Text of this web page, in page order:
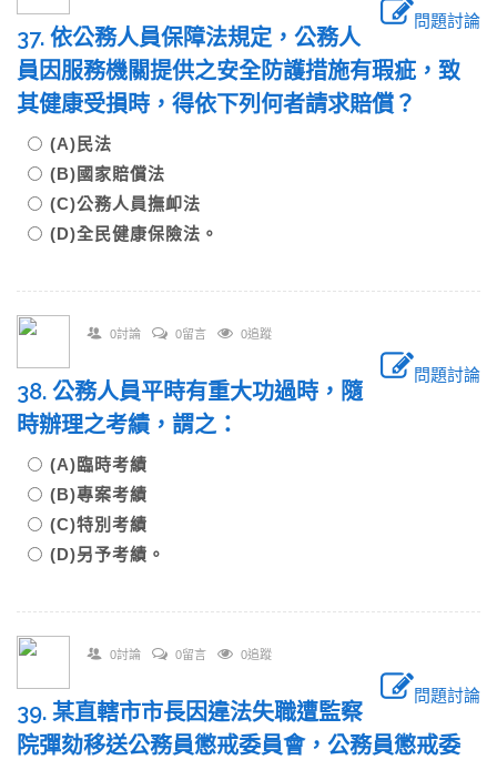
問題討論
37. 依公務人員保障法規定，公務人
員因服務機關提供之安全防護措施有瑕疵，致
其健康受損時，得依下列何者請求賠償？
(A)民法
(B)國家賠償法
(C)公務人員撫卹法
(D)全民健康保險法。
0討論 0留言 0追蹤
問題討論
38. 公務人員平時有重大功過時，隨
時辦理之考績，謂之：
(A)臨時考績
(B)專案考績
(C)特別考績
(D)另予考績。
0討論 0留言 0追蹤
問題討論
39. 某直轄市市長因違法失職遭監察
院彈劾移送公務員懲戒委員會，公務員懲戒委